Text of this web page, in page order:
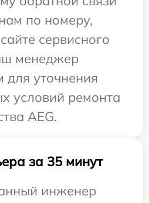
по номеру,
сервисного
менеджер
для уточнения
условий ремонта
AEG.
за 35 минут
инженер